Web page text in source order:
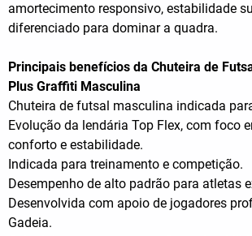
amortecimento responsivo, estabilidade
diferenciado para dominar a quadra.
Principais benefícios da Chuteira de
Plus Graffiti Masculina
Chuteira de futsal masculina indicada
Evolução da lendária Top Flex, com foco
conforto e estabilidade.
Indicada para treinamento e competição.
Desempenho de alto padrão para atletas
Desenvolvida com apoio de jogadores
Gadeia.